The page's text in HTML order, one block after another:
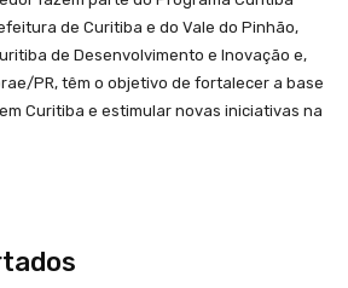
de Curitiba e do Vale do Pinhão,
de Desenvolvimento e Inovação e,
PR, têm o objetivo de fortalecer a base
Curitiba e estimular novas iniciativas na